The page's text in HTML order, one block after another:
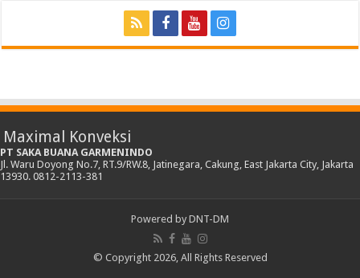
Maximal Konveksi
PT SAKA BUANA GARMENINDO
Jl. Waru Doyong No.7, RT.9/RW.8, Jatinegara, Cakung, East Jakarta City, Jakarta
13930. 0812-2113-381
Powered by DNT-DM
© Copyright 2026, All Rights Reserved